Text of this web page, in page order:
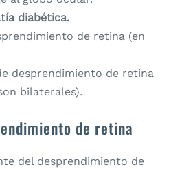
diabética.
de retina (en
desprendimiento de retina
bilaterales).
de retina
del desprendimiento de